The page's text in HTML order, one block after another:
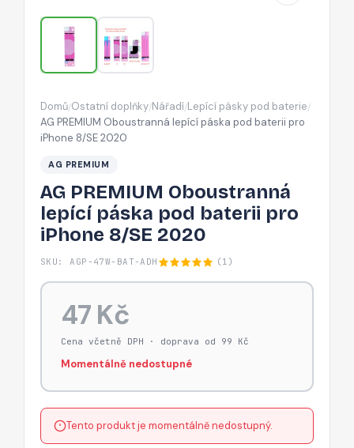
Domů/Ostatní doplňky/Nářadí/Lepící pásky pod baterie/
AG PREMIUM Oboustranná lepící páska pod baterii pro
iPhone 8/SE 2020
AG PREMIUM
AG PREMIUM Oboustranná
lepící páska pod baterii pro
iPhone 8/SE 2020
SKU: AGP-47W-BAT-ADH (1)
47 Kč
Cena včetně DPH · doprava od 99 Kč
Momentálně nedostupné
Tento produkt je momentálně nedostupný.